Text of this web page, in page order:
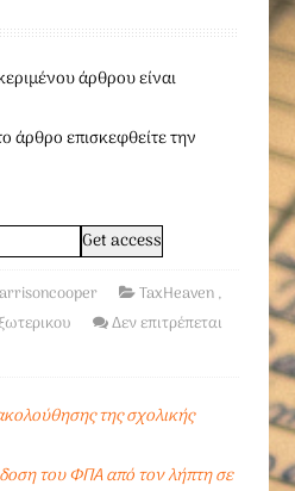
άρθρου είναι
άρθρο επισκεφθείτε την
TaxHeaven,
Δεν επιτρέπεται
της σχολικής
του ΦΠΑ από τον λήπτη σε